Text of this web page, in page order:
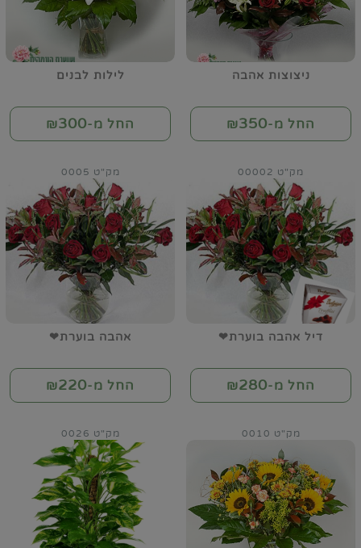
ניצוצות אהבה
החל מ-₪350
לילות לבנים
החל מ-₪300
דיל אהבה בוערת❤
מק"ט 00002
החל מ-₪280
אהבה בוערת❤
מק"ט 0005
החל מ-₪220
מק"ט 0010 מק"ט 0026